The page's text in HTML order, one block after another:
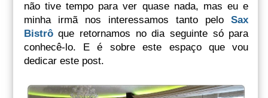
não tive tempo para ver quase nada, mas eu e
minha irmã nos interessamos tanto peloSax
Bistrôque retornamos no dia seguinte só para
conhecê-lo. E é sobre este espaço que vou
dedicar este post.